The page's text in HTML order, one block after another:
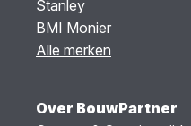
Stanley
BMI Monier
Alle merken
Over BouwPartner